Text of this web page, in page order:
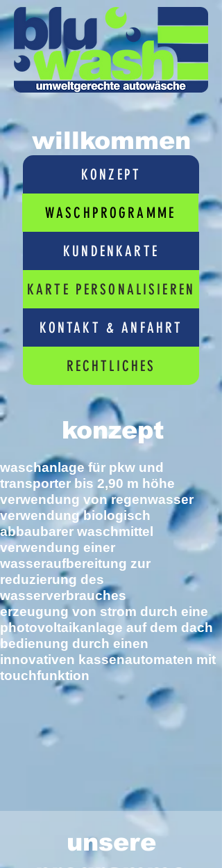
willkommen
KONZEPT
WASCHPROGRAMME
KUNDENKARTE
KARTE PERSONALISIEREN
KONTAKT & ANFAHRT
RECHTLICHES
konzept
waschanlage für pkw und
transporter bis 2,90 m höhe
verwendung von regenwasser
verwendung biologisch
abbaubarer waschmittel
verwendung einer
wasseraufbereitung zur
reduzierung des
wasserverbrauches
erzeugung von strom durch eine
photovoltaikanlage auf dem dach
bedienung durch einen
innovativen kassenautomaten mit
touchfunktion
unsere